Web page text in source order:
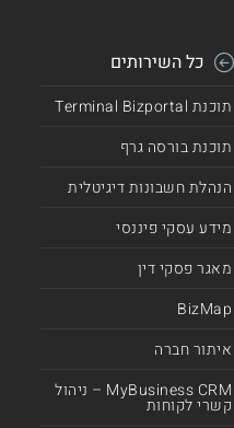
כל השירותים
תוכנת Terminal Bizportal
תוכנת בורסה גרף
הנהלת חשבונות דיגיטלית
מידע עסקי פיננסי
מאגר פסקי דין
BizMap
איתור חברה
MyBusiness CRM – ניהול
קשרי לקוחות